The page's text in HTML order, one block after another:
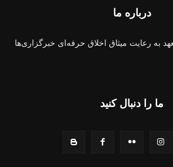
درباره ما
به رعایت میثاق اخلاق حرفه‌ای خبرگزاری‌ها
ما را دنبال کنید